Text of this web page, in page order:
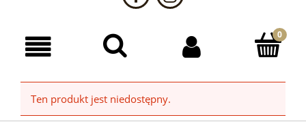
Ten produkt jest niedostępny.